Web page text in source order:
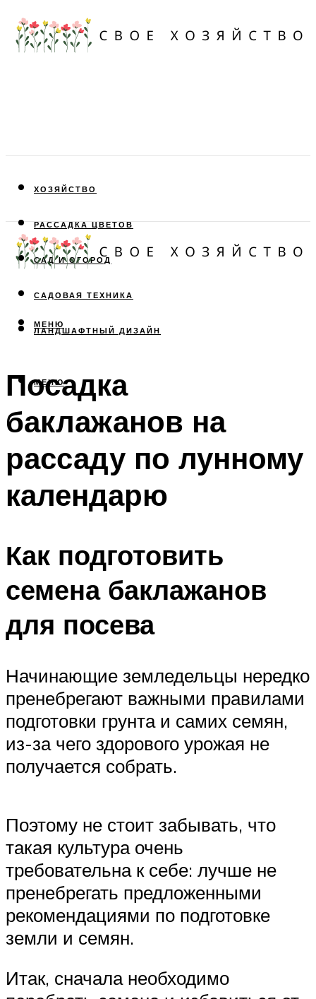
ХОЗЯЙСТВО
РАССАДКА ЦВЕТОВ
САД И ОГОРОД
САДОВАЯ ТЕХНИКА
ЛАНДШАФТНЫЙ ДИЗАЙН
МЕНЮ
МЕНЮ
Посадка
баклажанов на
рассаду по лунному
календарю
Как подготовить
семена баклажанов
для посева
Начинающие земледельцы нередко
пренебрегают важными правилами
подготовки грунта и самих семян,
из-за чего здорового урожая не
получается собрать.
Поэтому не стоит забывать, что
такая культура очень
требовательна к себе: лучше не
пренебрегать предложенными
рекомендациями по подготовке
земли и семян.
Итак, сначала необходимо